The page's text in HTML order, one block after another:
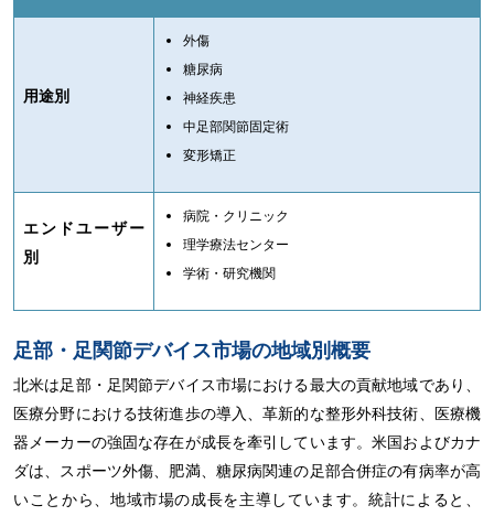
用途別
外傷
糖尿病
神経疾患
中足部関節固定術
変形矯正
エンドユーザー
別
病院・クリニック
理学療法センター
学術・研究機関
足部・足関節デバイス市場の地域別概要
北米は足部・足関節デバイス市場における最大の貢献地域であり、
医療分野における技術進歩の導入、革新的な整形外科技術、医療機
器メーカーの強固な存在が成長を牽引しています。米国およびカナ
ダは、スポーツ外傷、肥満、糖尿病関連の足部合併症の有病率が高
いことから、地域市場の成長を主導しています。統計によると、